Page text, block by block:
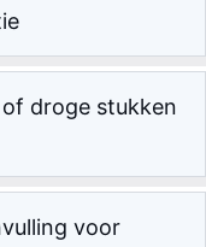
droge stukken
voor